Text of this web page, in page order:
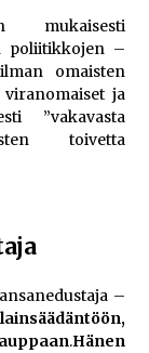
mukaisesti
poliitikkojen –
omaisten
viranomaiset ja
”vakavasta
toivetta
–
.Hänen